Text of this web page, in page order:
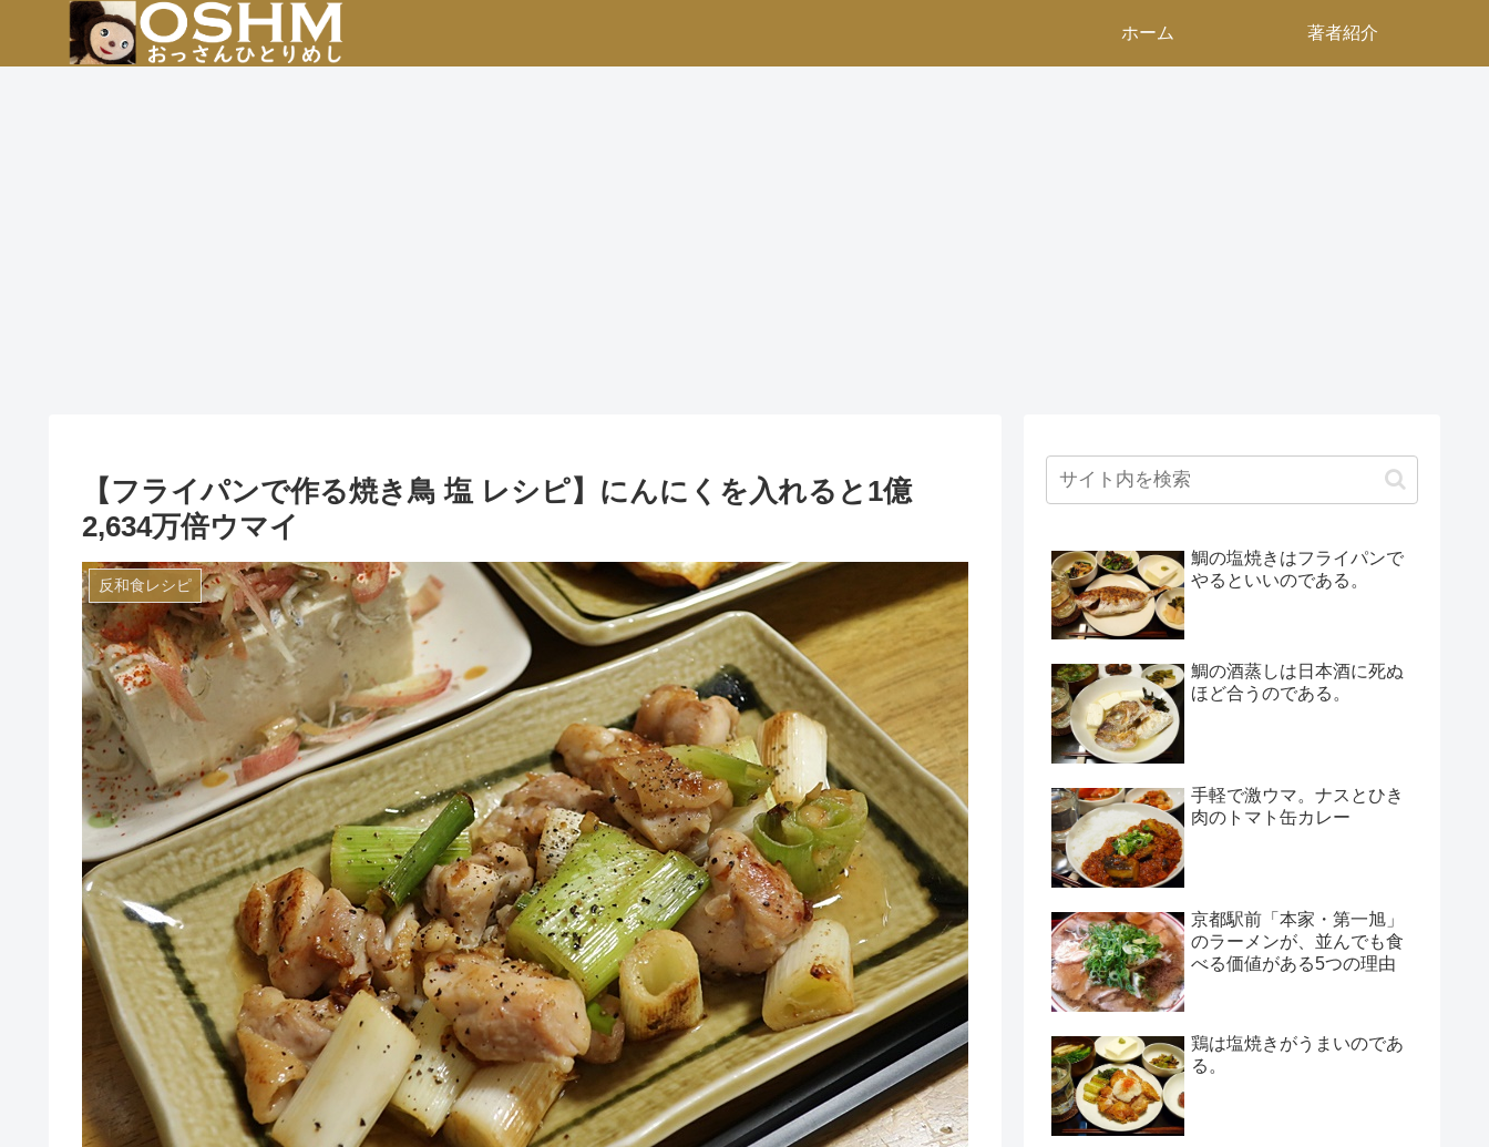
ホーム 著者紹介
【フライパンで作る焼き鳥 塩 レシピ】にんにくを入れると1億
2,634万倍ウマイ
反和食レシピ
鯛の塩焼きはフライパンで
やるといいのである。
鯛の酒蒸しは日本酒に死ぬ
ほど合うのである。
手軽で激ウマ。ナスとひき
肉のトマト缶カレー
京都駅前「本家・第一旭」
のラーメンが、並んでも食
べる価値がある5つの理由
鶏は塩焼きがうまいのであ
る。